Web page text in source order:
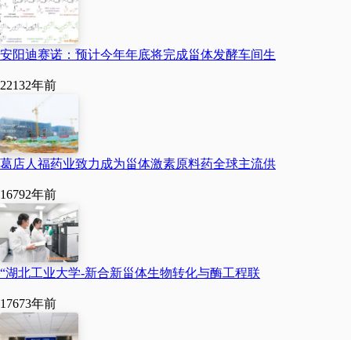
陈坚表示，当前，生物
学联合实验室”，加强与
安阳迪赛诺：预计今年年底将完成甾体发酵车间生
22132年前
葛店人福药业致力成为甾体激素原料药全球主流供
16792年前
“湖北工业大学-新合新甾体生物转化与酶工程联
17673年前